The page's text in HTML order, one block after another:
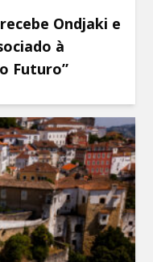
Ondjaki e
à
Futuro”